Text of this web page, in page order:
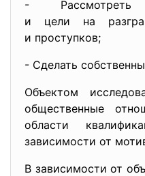
-
и цели на
и проступков;
- Сделать
Объектом
общественные
области
зависимости от
В зависимости от